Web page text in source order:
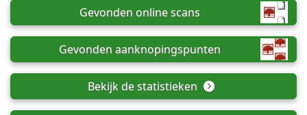
Gevonden online scans
Gevonden aanknopingspunten
Bekijk de statistieken